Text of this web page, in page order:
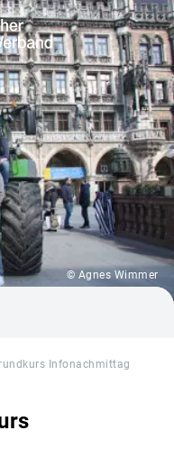
© Agnes Wimmer
Infonachmittag